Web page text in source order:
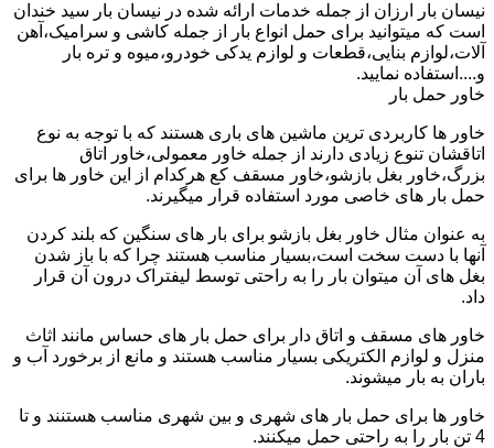
نیسان بار ارزان از جمله خدمات ارائه شده در نیسان بار سید خندان
است که میتوانید برای حمل انواع بار از جمله کاشی و سرامیک،آهن
آلات،لوازم بنایی،قطعات و لوازم یدکی خودرو،میوه و تره بار
و....استفاده نمایید.
خاور حمل بار
خاور ها کاربردی ترین ماشین های باری هستند که با توجه به نوع
اتاقشان تنوع زیادی دارند از جمله خاور معمولی،خاور اتاق
بزرگ،خاور بغل بازشو،خاور مسقف کع هرکدام از این خاور ها برای
حمل بار های خاصی مورد استفاده قرار میگیرند.
به عنوان مثال خاور بغل بازشو برای بار های سنگین که بلند کردن
آنها با دست سخت است،بسیار مناسب هستند چرا که با باز شدن
بغل های آن میتوان بار را به راحتی توسط لیفتراک درون آن قرار
داد.
خاور های مسقف و اتاق دار برای حمل بار های حساس مانند اثاث
منزل و لوازم الکتریکی بسیار مناسب هستند و مانع از برخورد آب و
باران به بار میشوند.
خاور ها برای حمل بار های شهری و بین شهری مناسب هستنند و تا
4 تن بار را به راحتی حمل میکنند.